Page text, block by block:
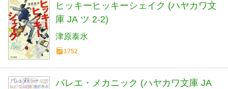
ヒッキーヒッキーシェイク (ハヤカワ文
庫 JA ツ 2-2)
津原泰水
1752
バレエ・メカニック (ハヤカワ文庫 JA